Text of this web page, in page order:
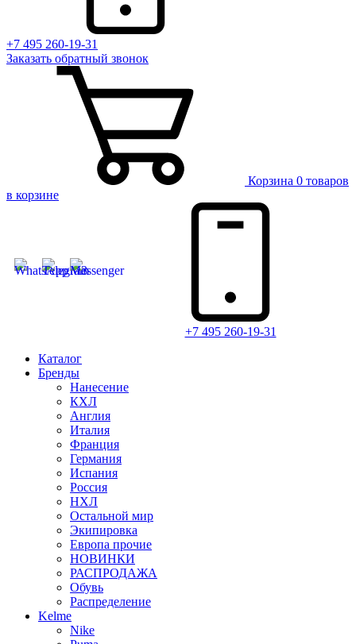
+7 495 260-19-31
Заказать обратный звонок
Корзина 0 товаров
в корзине
+7 495 260-19-31
Каталог
Бренды
Нанесение
КХЛ
Англия
Италия
Франция
Германия
Испания
Россия
НХЛ
Остальной мир
Экипировка
Европа прочие
НОВИНКИ
РАСПРОДАЖА
Обувь
Распределение
Kelme
Nike